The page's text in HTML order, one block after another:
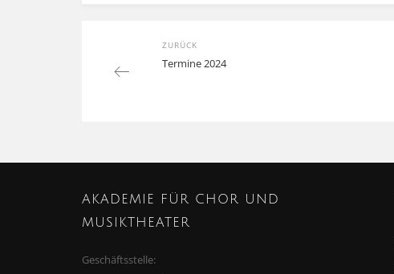
ZURÜCK
Previous
Termine 2024
AKADEMIE FÜR CHOR UND
MUSIKTHEATER
Geschäftsstelle: